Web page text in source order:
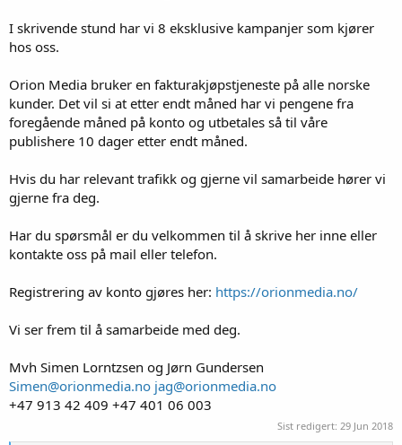
I skrivende stund har vi 8 eksklusive kampanjer som kjører
hos oss.
Orion Media bruker en fakturakjøpstjeneste på alle norske
kunder. Det vil si at etter endt måned har vi pengene fra
foregående måned på konto og utbetales så til våre
publishere 10 dager etter endt måned.
Hvis du har relevant trafikk og gjerne vil samarbeide hører vi
gjerne fra deg.
Har du spørsmål er du velkommen til å skrive her inne eller
kontakte oss på mail eller telefon.
Registrering av konto gjøres her: https://orionmedia.no/
Vi ser frem til å samarbeide med deg.
Mvh Simen Lorntzsen og Jørn Gundersen
Simen@orionmedia.no jag@orionmedia.no
+47 913 42 409 +47 401 06 003
Sist redigert: 29 Jun 2018